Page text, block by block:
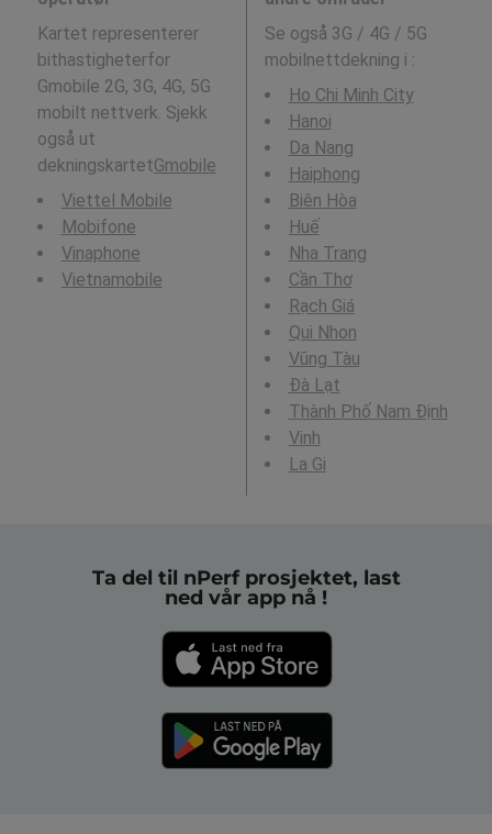
Kartet representerer
bithastigheterfor
Gmobile 2G, 3G, 4G, 5G
mobilt nettverk. Sjekk
også ut
dekningskartetGmobile
Viettel Mobile
Mobifone
Vinaphone
Vietnamobile
Se også 3G / 4G / 5G
mobilnettdekning i :
Ho Chi Minh City
Hanoi
Da Nang
Haiphong
Biên Hòa
Huế
Nha Trang
Cần Thơ
Rạch Giá
Qui Nhon
Vũng Tàu
Ðà Lạt
Thành Phố Nam Định
Vinh
La Gi
Ta del til nPerf prosjektet, last
ned vår app nå !